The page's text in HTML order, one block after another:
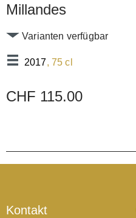
Millandes
2017, 75 cl
Varianten verfügbar
CHF 115.00
Kontakt